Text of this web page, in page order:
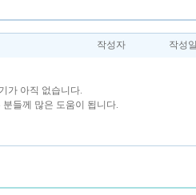
작성자 작성일
가 아직 없습니다.
들께 많은 도움이 됩니다.